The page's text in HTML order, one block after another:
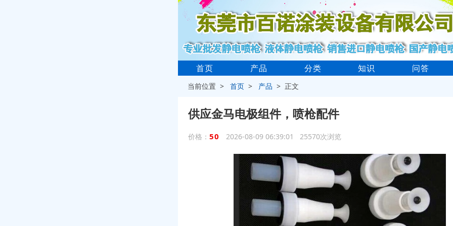
首页 产品 分类 知识 问答
当前位置 >首页 > 产品 > 正文
供应金马电极组件，喷枪配件
价格： 50 2026-08-09 06:39:01 25570次浏览